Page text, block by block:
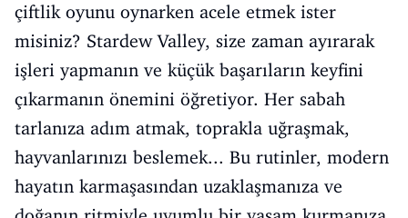
çiftlik oyunu oynarken acele etmek ister
misiniz? Stardew Valley, size zaman ayırarak
işleri yapmanın ve küçük başarıların keyfini
çıkarmanın önemini öğretiyor. Her sabah
tarlanıza adım atmak, toprakla uğraşmak,
hayvanlarınızı beslemek... Bu rutinler, modern
hayatın karmaşasından uzaklaşmanıza ve